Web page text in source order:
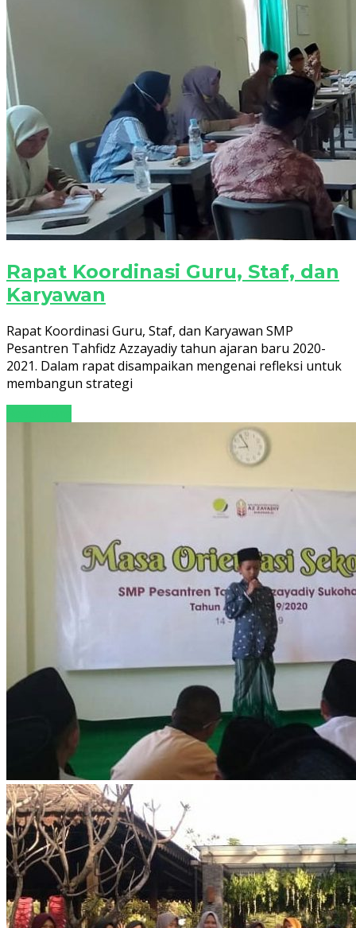
Rapat Koordinasi Guru, Staf, dan
Karyawan
Rapat Koordinasi Guru, Staf, dan Karyawan SMP
Pesantren Tahfidz Azzayadiy tahun ajaran baru 2020-
2021. Dalam rapat disampaikan mengenai refleksi untuk
membangun strategi